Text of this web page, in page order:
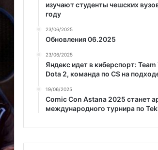
изучают студенты чешских
году
23/06/2025
Обновления 06.2025
23/06/2025
Яндекс идет в киберспорт: Team
Dota 2, команда по CS на
19/06/2025
Comic Con Astana 2025 станет
международного турнира по